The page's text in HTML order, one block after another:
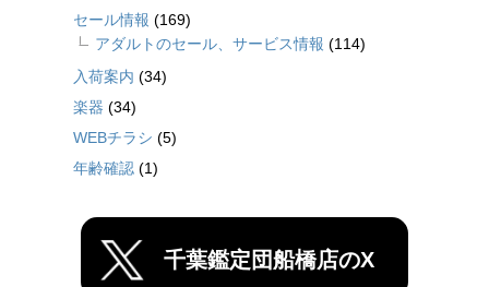
セール情報 (169)
アダルトのセール、サービス情報 (114)
入荷案内 (34)
楽器 (34)
WEBチラシ (5)
年齢確認 (1)
千葉鑑定団船橋店のX